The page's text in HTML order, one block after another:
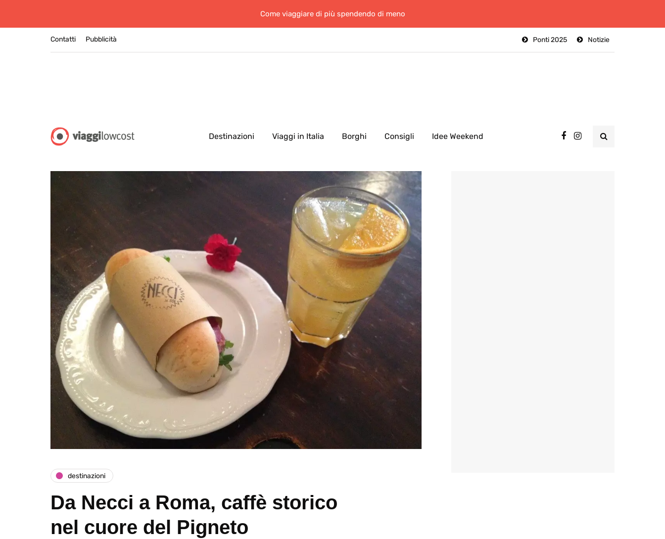
Come viaggiare di più spendendo di meno
Contatti Notizie
Ponti 2025
Pubblicità
Destinazioni Viaggi in Italia Borghi Consigli Idee Weekend
destinazioni
Da Necci a Roma, caffè storico
nel cuore del Pigneto